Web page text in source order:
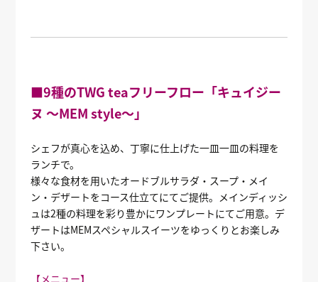
■9種のTWG teaフリーフロー「キュイジー
ヌ ～MEM style～」
シェフが真心を込め、丁寧に仕上げた一皿一皿の料理を
ランチで。
様々な食材を用いたオードブルサラダ・スープ・メイ
ン・デザートをコース仕立てにてご提供。メインディッシ
ュは2種の料理を彩り豊かにワンプレートにてご用意。デ
ザートはMEMスペシャルスイーツをゆっくりとお楽しみ
下さい。
【メニュー】